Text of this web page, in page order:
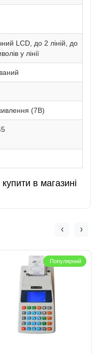
LCD, до 2 ліній, до
у лінії
(7В)
в магазині
Популярний